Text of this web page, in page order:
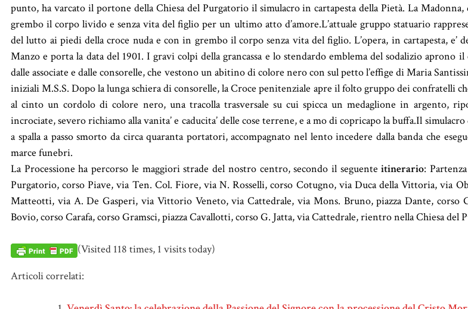
punto, ha varcato il portone della Chiesa del Purgatorio il simulacro in cartapesta della Pietà. La
grembo il corpo livido e senza vita del figlio per un ultimo atto d’amore.L’attuale gruppo statuario
del lutto ai piedi della croce nuda e con in grembo il corpo senza vita del figlio. L’opera, in cartapesta, e’
Manzo e porta la data del 1901. I gravi colpi della grancassa e lo stendardo emblema del sodalizio aprono
dalle associate e dalle consorelle, che vestono un abitino di colore nero con sul petto l’effige di Maria
iniziali M.S.S. Dopo la lunga schiera di consorelle, la Croce penitenziale apre il folto gruppo dei confratelli
al cinto un cordolo di colore nero, una tracolla trasversale su cui spicca un medaglione in argento,
incrociate, severo richiamo alla vanita’ e caducita’ delle cose terrene, e a mo di copricapo la buffa.Il
a spalla a passo smorto da circa quaranta portatori, accompagnato nel lento incedere dalla banda che
marce funebri.
La Processione ha percorso le maggiori strade del nostro centro, secondo il seguenteitinerario:
Purgatorio, corso Piave, via Ten. Col. Fiore, via N. Rosselli, corso Cotugno, via Duca della Vittoria, via
Matteotti, via A. De Gasperi, via Vittorio Veneto, via Cattedrale, via Mons. Bruno, piazza Dante, corso
Bovio, corso Carafa, corso Gramsci, piazza Cavallotti, corso G. Jatta, via Cattedrale, rientro nella Chiesa del
(Visited 118 times, 1 visits today)
Articoli correlati: